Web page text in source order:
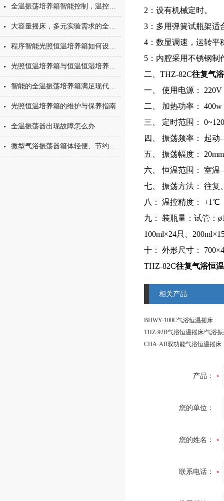
全温振荡培养箱智能控制，温控故障排除简单
大容量摇床，多元实验需求的全方位满足与日常维护指南
程序智能光照恒温培养箱如何设置温度与时间
光照恒温培养箱与恒温恒湿培养箱的简单区分
智能的全温振荡培养箱满足现代实验的多方位需求
光照恒温培养箱的维护与保养指南
全温振荡器出现故障怎么办
微型气浴振荡器箱体轻便、节约空间
2：设有机械定时。
3：多用弹簧试瓶架
4：数显调速，运转
5：内腔采用不锈钢制
二、THZ-82C往复气
一、 使用电源：
二、 加热功率： 400w
三、 定时范围：
四、 振荡频率： 起
五、 振荡幅度：
六、 恒温范围： 室
七、 振荡方法： 往
八： 温控精度： +1℃
九： 装瓶量：试管：
100ml×24只、
十： 外形尺寸：
THZ-82C往复气浴恒
相关产品
BHWY-100C气浴恒温摇床
THZ-92B气浴恒温摇床/气浴
CHA-AB双功能气浴恒温摇床
产品：
您的单位：
您的姓名：
联系电话：